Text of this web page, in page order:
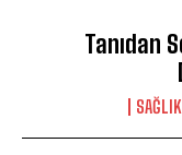
Tanıdan